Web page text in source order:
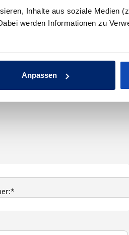
Inhalte aus soziale Medien
werden Informationen zu
Anpassen